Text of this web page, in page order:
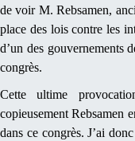
de voir M. Rebsamen,
place des lois contre les
d’un des gouvernements
congrès.
Cette ultime
copieusement Rebsamen
dans ce congrès. J’ai